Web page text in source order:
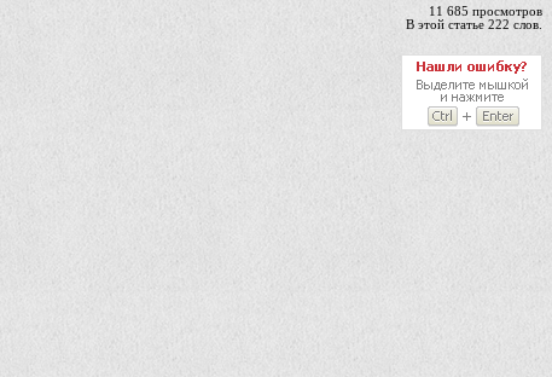
11 685 просмотров
В этой статье 222 слов.